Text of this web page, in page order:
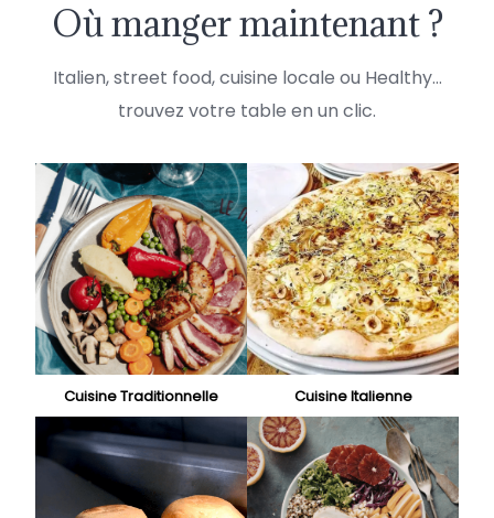
Où manger maintenant ?
Italien, street food, cuisine locale ou Healthy…
trouvez votre table en un clic.
Cuisine Traditionnelle Cuisine Italienne